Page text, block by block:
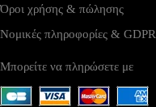
Όροι χρήσης & πώλησης
Νομικές πληροφορίες & GDPR
Μπορείτε να πληρώσετε με